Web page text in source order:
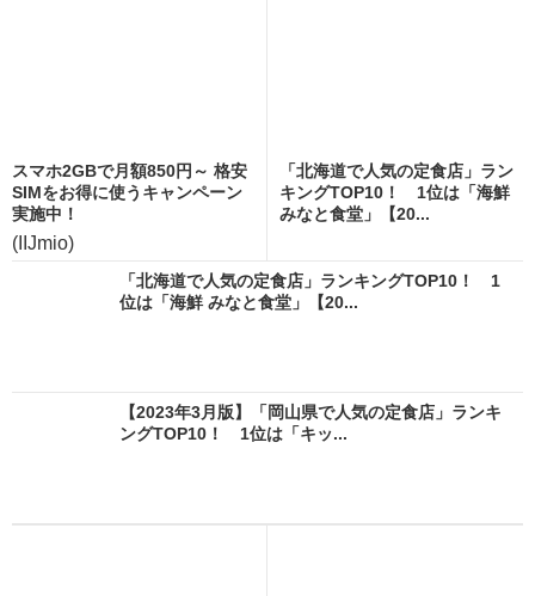
スマホ2GBで月額850円～ 格安
SIMをお得に使うキャンペーン
実施中！
(IIJmio)
「北海道で人気の定食店」ラン
キングTOP10！ 1位は「海鮮
みなと食堂」【20...
「北海道で人気の定食店」ランキングTOP10！ 1
位は「海鮮 みなと食堂」【20...
【2023年3月版】「岡山県で人気の定食店」ランキ
ングTOP10！ 1位は「キッ...